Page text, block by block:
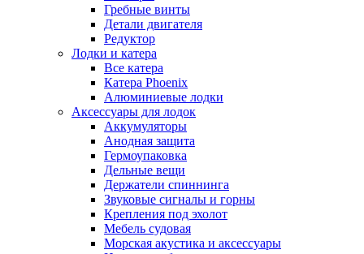
Гребные винты
Детали двигателя
Редуктор
Лодки и катера
Все катера
Катера Phoenix
Алюминиевые лодки
Аксессуары для лодок
Аккумуляторы
Анодная защита
Гермоупаковка
Дельные вещи
Держатели спиннинга
Звуковые сигналы и горны
Крепления под эхолот
Мебель судовая
Морская акустика и аксессуары